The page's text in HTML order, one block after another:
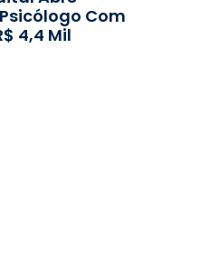
Com
4,4 Mil